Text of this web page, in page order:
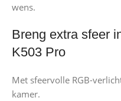
wens.
Breng extra sfeer
K503 Pro
Met sfeervolle RGB-
kamer.